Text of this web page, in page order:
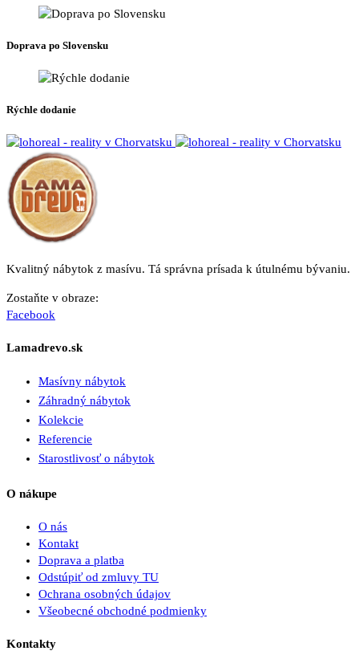
na
stránke
produktu.
Doprava po Slovensku
Rýchle dodanie
Kvalitný nábytok z masívu. Tá správna prísada k útulnému bývaniu.
Zostaňte v obraze:
Facebook
Lamadrevo.sk
Masívny nábytok
Záhradný nábytok
Kolekcie
Referencie
Starostlivosť o nábytok
O nákupe
O nás
Kontakt
Doprava a platba
Odstúpiť od zmluvy TU
Ochrana osobných údajov
Všeobecné obchodné podmienky
Kontakty